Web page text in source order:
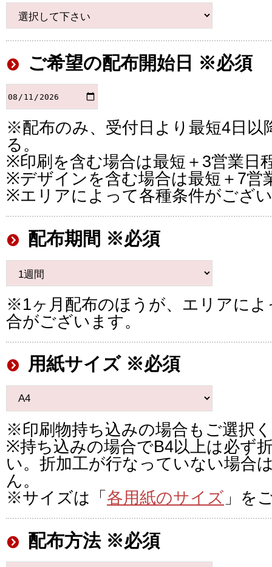
ご希望の配布開始日 ※必須
※配布のみ、受付日より最短4日以
る。
※印刷を含む場合は最短＋3営業日
※デザインを含む場合は最短＋7営
※エリアによって各種条件がござ
配布期間 ※必須
※1ヶ月配布のほうが、エリアに
合がございます。
用紙サイズ ※必須
※印刷物持ち込みの場合もご選択
※持ち込みの場合でB4以上は必ず
い。折加工が行なっていない場合
ん。
※サイズは「 各用紙のサイズ 」を
配布方法 ※必須